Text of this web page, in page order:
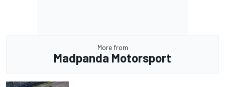
More from
Madpanda Motorsport